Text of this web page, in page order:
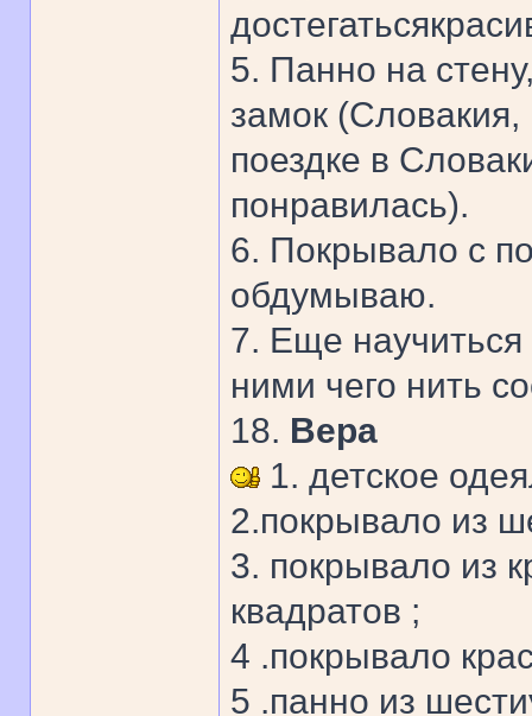
5. Панно на
замок (Словакия,
поездке в
понравилась).
6. Покрывало с
обдумываю.
7. Еще научиться
ними чего нить
18. Вера
1. детское
2.покрывало из
3. покрывало из
квадратов ;
4 .покрывало
5 .панно из